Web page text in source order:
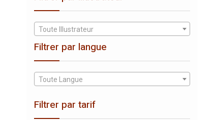
Toute Illustrateur
Filtrer par langue
Toute Langue
Filtrer par tarif